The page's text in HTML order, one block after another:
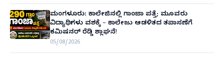
ಮಂಗಳೂರು: ಕಾಲೇಜಿನಲ್ಲಿ ಗಾಂಜಾ ಪತ್ತೆ; ಮೂವರು
ವಿದ್ಯಾರ್ಥಿಗಳು ವಶಕ್ಕೆ – ಕಾಲೇಜು ಆಡಳಿತದ ತಪಾಸಣೆಗೆ
ಕಮಿಷನರ್ ರೆಡ್ಡಿ ಶ್ಲಾಘನೆ!
05/08/2026